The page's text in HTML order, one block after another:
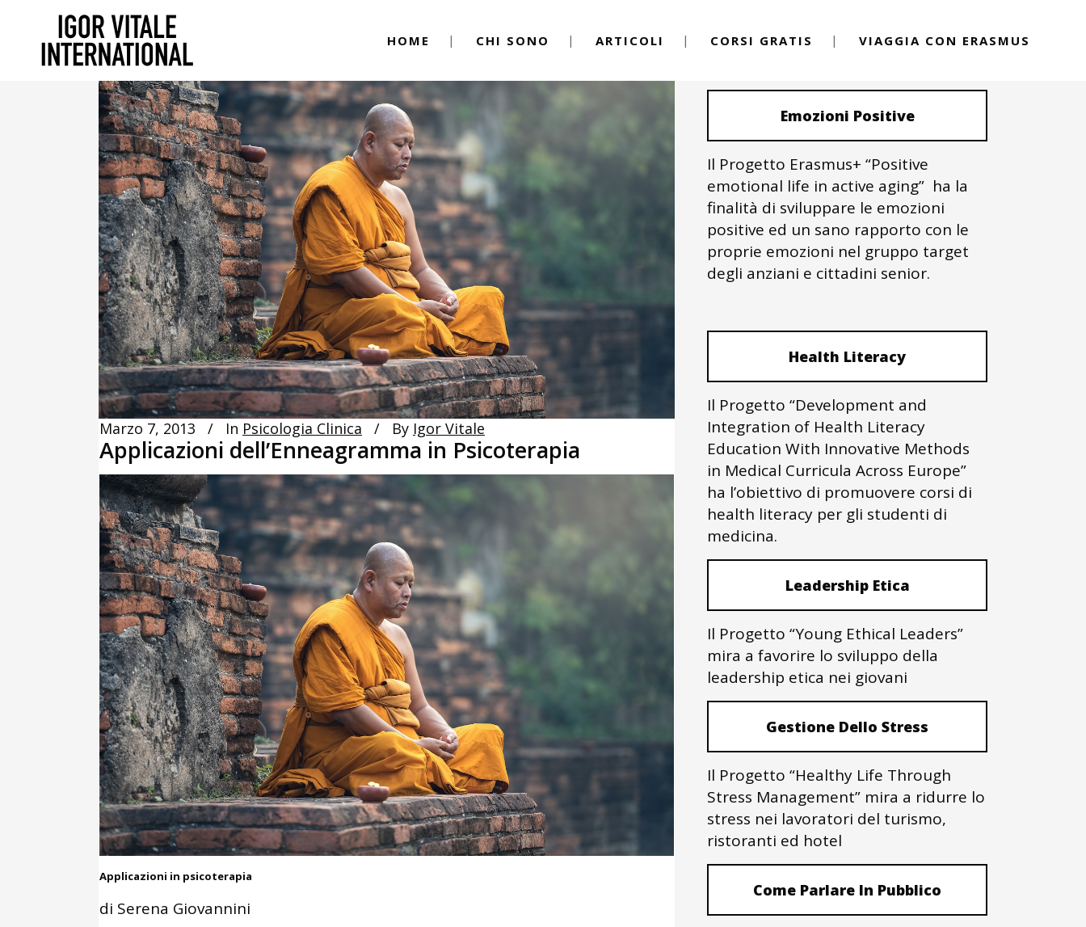
HOME CHI SONO ARTICOLI CORSI GRATIS VIAGGIA CON ERASMUS
Marzo 7, 2013 In Psicologia Clinica By Igor Vitale
Applicazioni dell’Enneagramma in Psicoterapia
Applicazioni in psicoterapia
di Serena Giovannini
Emozioni Positive
Il Progetto Erasmus+ “Positive
emotional life in active aging” ha la
finalità di sviluppare le emozioni
positive ed un sano rapporto con le
proprie emozioni nel gruppo target
degli anziani e cittadini senior.
Health Literacy
Il Progetto “Development and
Integration of Health Literacy
Education With Innovative Methods
in Medical Curricula Across Europe”
ha l’obiettivo di promuovere corsi di
health literacy per gli studenti di
medicina.
Leadership Etica
Il Progetto “Young Ethical Leaders”
mira a favorire lo sviluppo della
leadership etica nei giovani
Gestione Dello Stress
Il Progetto “Healthy Life Through
Stress Management” mira a ridurre lo
stress nei lavoratori del turismo,
ristoranti ed hotel
Come Parlare In Pubblico